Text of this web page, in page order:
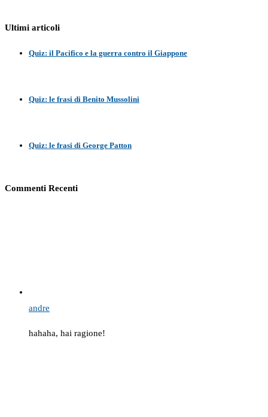
Ultimi articoli
Quiz: il Pacifico e la guerra contro il Giappone
Quiz: le frasi di Benito Mussolini
Quiz: le frasi di George Patton
Commenti Recenti
andre
hahaha, hai ragione!